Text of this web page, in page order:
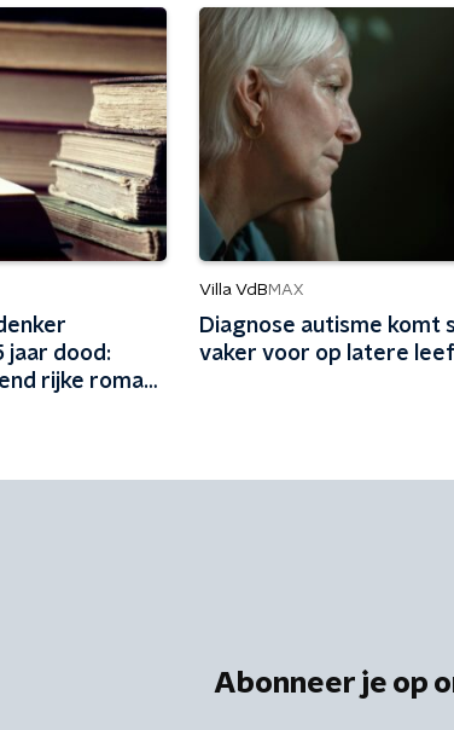
jaar dood:
rijke roman'
Villa VdB MAX
Diagnose autisme komt
vaker voor op latere
Abonneer je op